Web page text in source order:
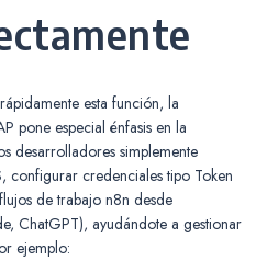
esta función, la
pone especial énfasis en la
desarrolladores simplemente
configurar credenciales tipo Token
de trabajo n8n desde
ChatGPT), ayudándote a gestionar
ejemplo: